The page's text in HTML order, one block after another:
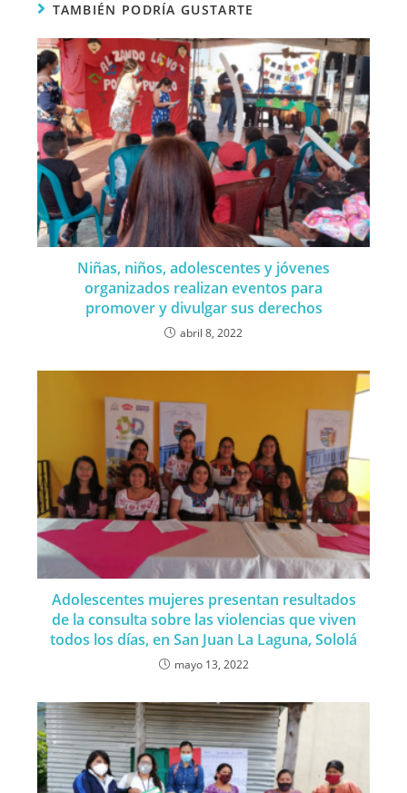
TAMBIÉN PODRÍA GUSTARTE
Niñas, niños, adolescentes y jóvenes
organizados realizan eventos para
promover y divulgar sus derechos
abril 8, 2022
Adolescentes mujeres presentan resultados
de la consulta sobre las violencias que viven
todos los días, en San Juan La Laguna, Sololá
mayo 13, 2022